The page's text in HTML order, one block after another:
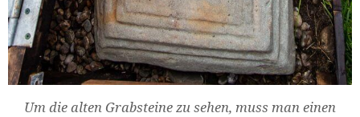
Um die alten Grabsteine zu sehen, muss man einen